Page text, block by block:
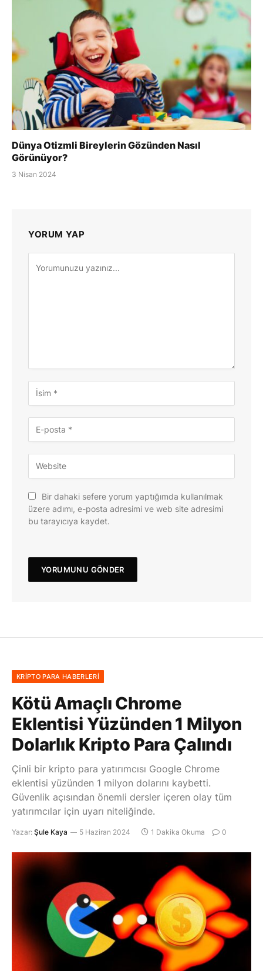
Dünya Otizmli Bireylerin Gözünden Nasıl
Görünüyor?
3 Nisan 2024
YORUM YAP
Bir dahaki sefere yorum yaptığımda kullanılmak
üzere adımı, e-posta adresimi ve web site adresimi
bu tarayıcıya kaydet.
KRIPTO PARA HABERLERI
Kötü Amaçlı Chrome
Eklentisi Yüzünden 1 Milyon
Dolarlık Kripto Para Çalındı
Çinli bir kripto para yatırımcısı Google Chrome
eklentisi yüzünden 1 milyon dolarını kaybetti.
Güvenlik açısından önemli dersler içeren olay tüm
yatırımcılar için uyarı niteliğinde.
Yazar: Şule Kaya 5 Haziran 2024 1 Dakika Okuma 0